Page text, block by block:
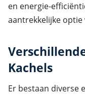
en energie-
aantrekkelijke
Kachels
Er bestaan diverse